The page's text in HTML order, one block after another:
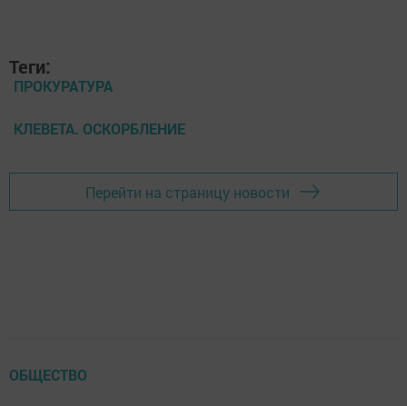
Теги:
ПРОКУРАТУРА
КЛЕВЕТА. ОСКОРБЛЕНИЕ
Перейти на страницу новости
ОБЩЕСТВО